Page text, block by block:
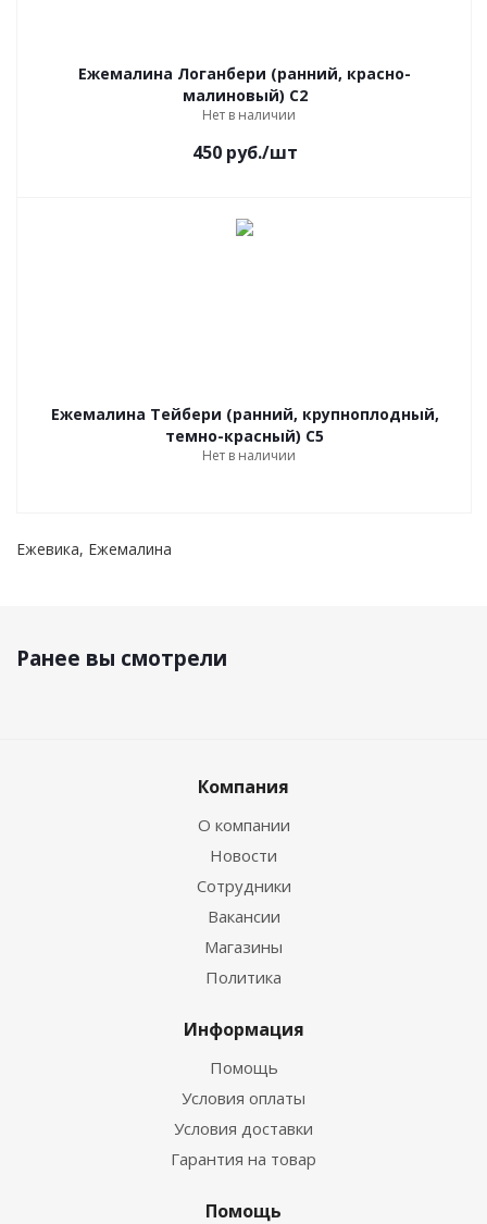
Ежемалина Логанбери (ранний, красно-
малиновый) С2
Нет в наличии
450руб./шт
Ежемалина Тейбери (ранний, крупноплодный,
темно-красный) С5
Нет в наличии
Ежевика, Ежемалина
Ранее вы смотрели
Компания
О компании
Новости
Сотрудники
Вакансии
Магазины
Политика
Информация
Помощь
Условия оплаты
Условия доставки
Гарантия на товар
Помощь